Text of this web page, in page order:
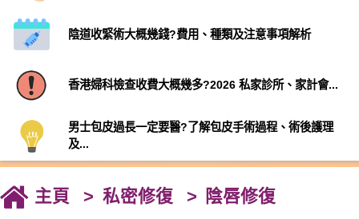
陰道收緊術大概幾錢?費用、種類及注意事項解析
香港婦科檢查收費大概幾多?2026 私家診所、家計會...
男士包皮過長一定要醫?了解包皮手術過程、術後護理
及...
主頁 私密修復 陰唇修復